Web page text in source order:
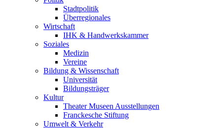
Stadtpolitik
Überregionales
Wirtschaft
IHK & Handwerkskammer
Soziales
Medizin
Vereine
Bildung & Wissenschaft
Universität
Bildungsträger
Kultur
Theater Museen Ausstellungen
Franckesche Stiftung
Umwelt & Verkehr